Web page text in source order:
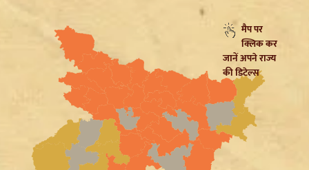
Jharkhand JPSC JSSC Protest: सियासी रंग में रंगा
आंदोलन, Rahul Gandhi ने छात्रों को दिया Reforms का
मैप पर
क्लिक कर
जानें अपने राज्य
की डिटेल्स